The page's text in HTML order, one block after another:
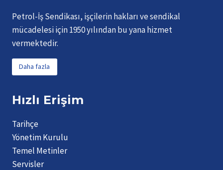
Petrol-İş Sendikası, işçilerin hakları ve sendikal
mücadelesi için 1950 yılından bu yana hizmet
vermektedir.
Daha fazla
Hızlı Erişim
Tarihçe
Yönetim Kurulu
Temel Metinler
Servisler